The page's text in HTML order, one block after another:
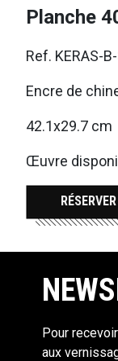
Planche
Ref. KERAS-
Encre de
42.1x29.7 cm
Œuvre
RÉSERVER
Pour
aux